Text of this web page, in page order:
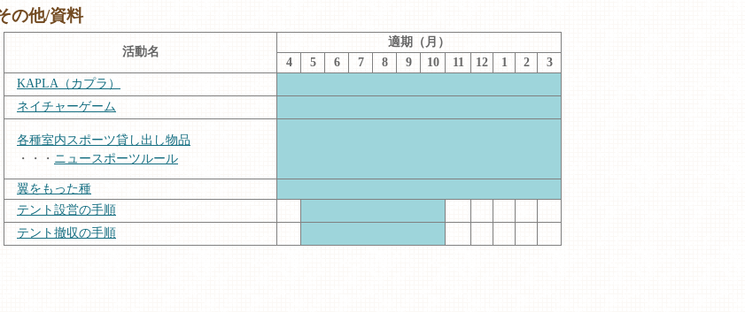
の他/資料
活動名
適期（月）
4
5 6 7 8 9 10 11 12 1 2
3
KAPLA（カプラ）
ネイチャーゲーム
各種室内スポーツ貸し出し物品
・・・ ニュースポーツルール
翼をもった種
テント設営の手順
テント撤収の手順